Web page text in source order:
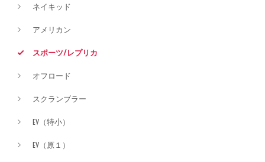
ネイキッド
アメリカン
スポーツ/レプリカ
オフロード
スクランブラー
EV（特小）
EV（原１）